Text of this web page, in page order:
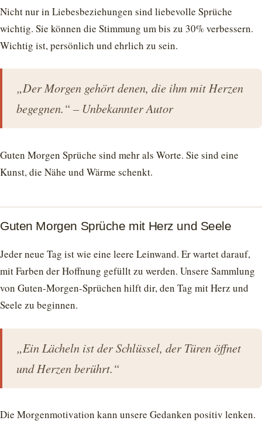
Nicht nur in Liebesbeziehungen sind liebevolle Sprüche
wichtig. Sie können die Stimmung um bis zu 30% verbessern.
Wichtig ist, persönlich und ehrlich zu sein.
„Der Morgen gehört denen, die ihm mit Herzen
begegnen.“ – Unbekannter Autor
Guten Morgen Sprüche sind mehr als Worte. Sie sind eine
Kunst, die Nähe und Wärme schenkt.
Guten Morgen Sprüche mit Herz und Seele
Jeder neue Tag ist wie eine leere Leinwand. Er wartet darauf,
mit Farben der Hoffnung gefüllt zu werden. Unsere Sammlung
von Guten-Morgen-Sprüchen hilft dir, den Tag mit Herz und
Seele zu beginnen.
„Ein Lächeln ist der Schlüssel, der Türen öffnet
und Herzen berührt.“
Die Morgenmotivation kann unsere Gedanken positiv lenken.